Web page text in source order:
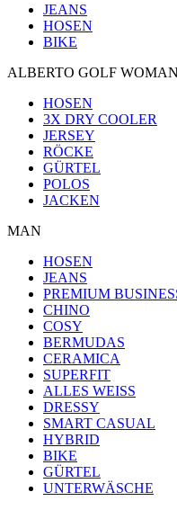
JEANS
HOSEN
BIKE
ALBERTO GOLF WOMAN
HOSEN
3X DRY COOLER
JERSEY
RÖCKE
GÜRTEL
POLOS
JACKEN
MAN
HOSEN
JEANS
PREMIUM
CHINO
COSY
BERMUDAS
CERAMICA
SUPERFIT
ALLES WEISS
DRESSY
SMART CASUAL
HYBRID
BIKE
GÜRTEL
UNTERWÄSCHE